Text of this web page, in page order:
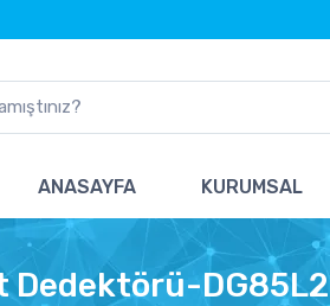
ANASAYFA KURUMSAL
Dedektörü-DG85L2